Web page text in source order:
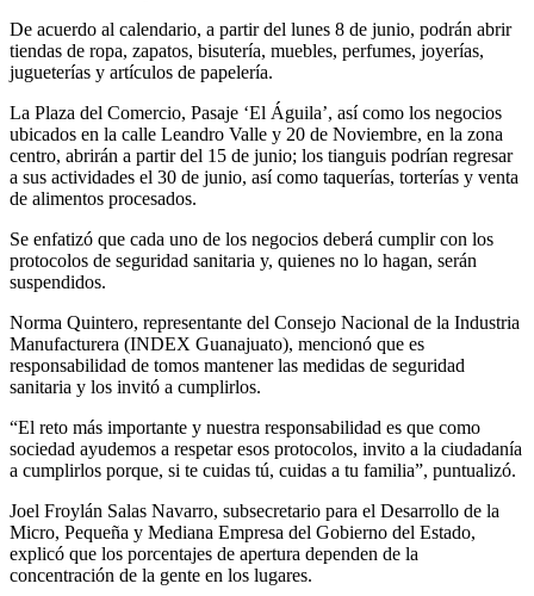
De acuerdo al calendario, a partir del lunes 8 de junio, podrán abrir
tiendas de ropa, zapatos, bisutería, muebles, perfumes, joyerías,
jugueterías y artículos de papelería.
La Plaza del Comercio, Pasaje ‘El Águila’, así como los negocios
ubicados en la calle Leandro Valle y 20 de Noviembre, en la zona
centro, abrirán a partir del 15 de junio; los tianguis podrían regresar
a sus actividades el 30 de junio, así como taquerías, torterías y venta
de alimentos procesados.
Se enfatizó que cada uno de los negocios deberá cumplir con los
protocolos de seguridad sanitaria y, quienes no lo hagan, serán
suspendidos.
Norma Quintero, representante del Consejo Nacional de la Industria
Manufacturera (INDEX Guanajuato), mencionó que es
responsabilidad de tomos mantener las medidas de seguridad
sanitaria y los invitó a cumplirlos.
“El reto más importante y nuestra responsabilidad es que como
sociedad ayudemos a respetar esos protocolos, invito a la ciudadanía
a cumplirlos porque, si te cuidas tú, cuidas a tu familia”, puntualizó.
Joel Froylán Salas Navarro, subsecretario para el Desarrollo de la
Micro, Pequeña y Mediana Empresa del Gobierno del Estado,
explicó que los porcentajes de apertura dependen de la
concentración de la gente en los lugares.